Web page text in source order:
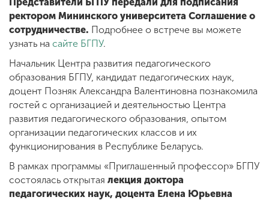
ректором Мининского университета Соглашение о
сотрудничестве. Подробнее о встрече вы можете
узнать на сайте БГПУ.
Начальник Центра развития педагогического
образования БГПУ, кандидат педагогических наук,
доцент Позняк Александра Валентиновна познакомила
гостей с организацией и деятельностью Центра
развития педагогического образования, опытом
организации педагогических классов и их
функционирования в Республике Беларусь.
В рамках программы «Приглашенный профессор» БГПУ
состоялась открытая лекция доктора
педагогических наук, доцента Елена Юрьевна